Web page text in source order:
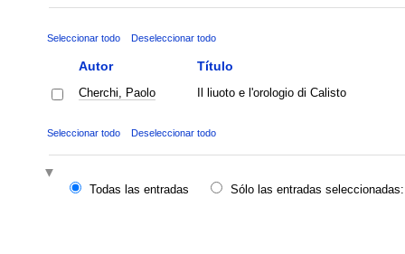
Seleccionar todo Deseleccionar todo
Autor Título
Cherchi, Paolo Il liuoto e l'orologio di Calisto
Seleccionar todo Deseleccionar todo
Todas las entradas
Sólo las entradas seleccionadas: